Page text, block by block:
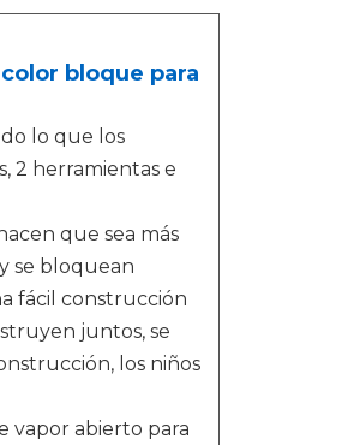
bloque para
lo que los
2 herramientas e
que sea más
se bloquean
fácil construcción
juntos, se
los niños
vapor abierto para